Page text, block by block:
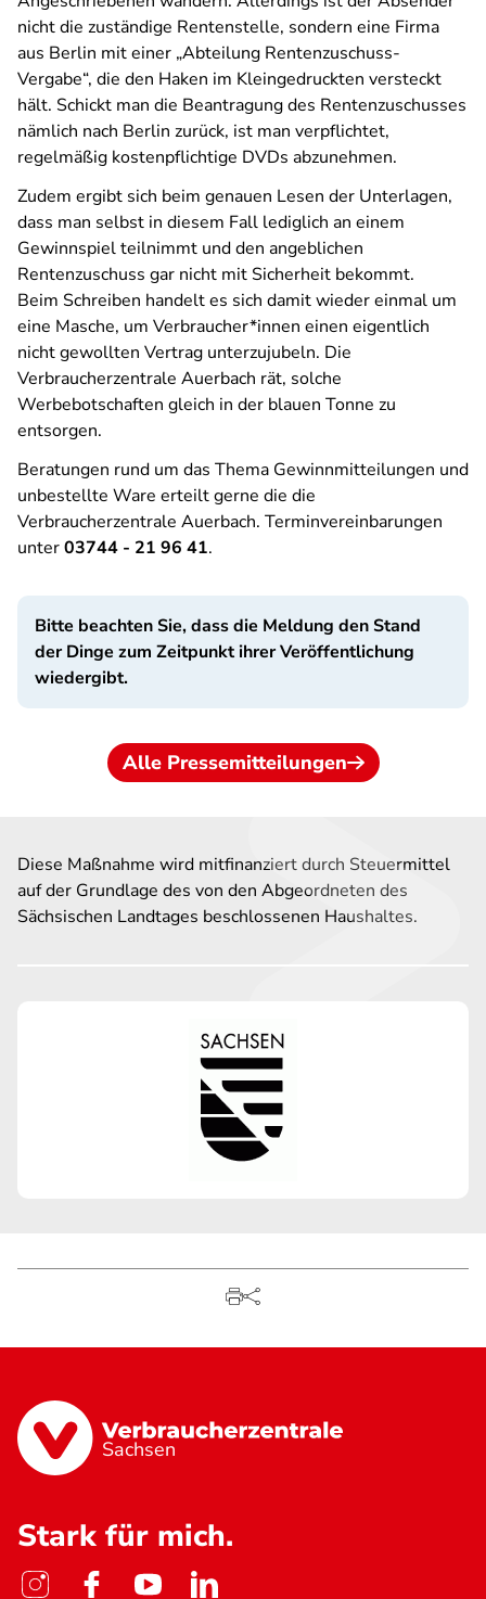
nicht die zuständige Rentenstelle, sondern eine Firma
aus Berlin mit einer „Abteilung Rentenzuschuss-
Vergabe“, die den Haken im Kleingedruckten versteckt
hält. Schickt man die Beantragung des Rentenzuschusses
nämlich nach Berlin zurück, ist man verpflichtet,
regelmäßig kostenpflichtige DVDs abzunehmen.
Zudem ergibt sich beim genauen Lesen der Unterlagen,
dass man selbst in diesem Fall lediglich an einem
Gewinnspiel teilnimmt und den angeblichen
Rentenzuschuss gar nicht mit Sicherheit bekommt.
Beim Schreiben handelt es sich damit wieder einmal um
eine Masche, um Verbraucher*innen einen eigentlich
nicht gewollten Vertrag unterzujubeln. Die
Verbraucherzentrale Auerbach rät, solche
Werbebotschaften gleich in der blauen Tonne zu
entsorgen.
Beratungen rund um das Thema Gewinnmitteilungen und
unbestellte Ware erteilt gerne die die
Verbraucherzentrale Auerbach. Terminvereinbarungen
unter03744 - 21 96 41.
Bitte beachten Sie, dass die Meldung den Stand
der Dinge zum Zeitpunkt ihrer Veröffentlichung
wiedergibt.
Alle Pressemitteilungen
Diese Maßnahme wird mitfinanziert durch Steuermittel
auf der Grundlage des von den Abgeordneten des
Sächsischen Landtages beschlossenen Haushaltes.
Sachsen
Stark für mich.